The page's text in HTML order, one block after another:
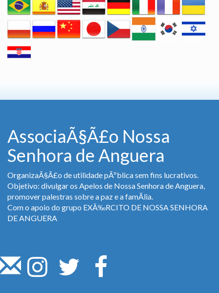
AssociaÃ§Ã£o Nossa
Senhora de Anguera
OrganizaÃ§Ã£o de utilidade pÃºblica sem fins lucrativos.
Objetivo: divulgar os Apelos de Nossa Senhora de Anguera,
promover palestras sobre a paz e a famÃ­lia.
Com o apoio do grupo EXÃ‰RCITO DE NOSSA SENHORA
DE ANGUERA